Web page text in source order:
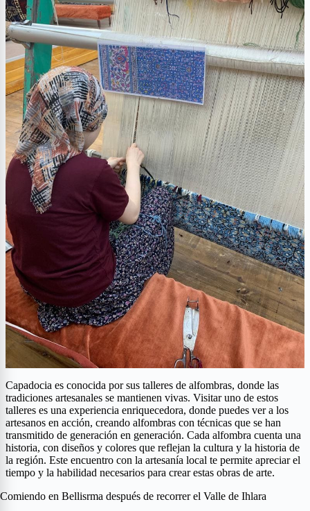
Capadocia es conocida por sus talleres de alfombras, donde las
tradiciones artesanales se mantienen vivas. Visitar uno de estos
talleres es una experiencia enriquecedora, donde puedes ver a los
artesanos en acción, creando alfombras con técnicas que se han
transmitido de generación en generación. Cada alfombra cuenta una
historia, con diseños y colores que reflejan la cultura y la historia de
la región. Este encuentro con la artesanía local te permite apreciar el
tiempo y la habilidad necesarios para crear estas obras de arte.
Comiendo en Bellisrma después de recorrer el Valle de Ihlara